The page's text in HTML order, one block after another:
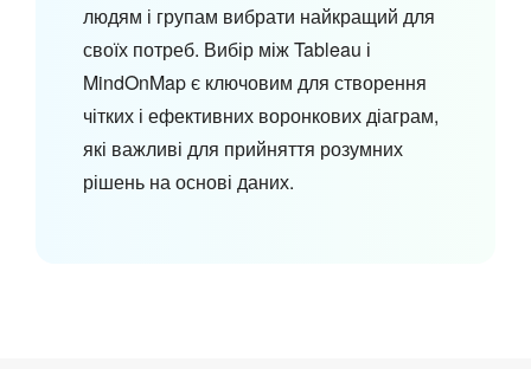
людям і групам вибрати найкращий для
своїх потреб. Вибір між Tableau і
MindOnMap є ключовим для створення
чітких і ефективних воронкових діаграм,
які важливі для прийняття розумних
рішень на основі даних.